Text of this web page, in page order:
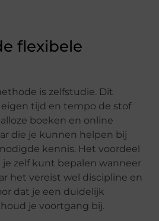
flexibele
is zelfstudie. Dit
tijd en tempo de stof
boeken en online
die je kunnen helpen bij
kennis. Het voordeel
je zelf kunt bepalen wanneer
het vereist wel discipline en
dat je een duidelijk
je voortgang bij.